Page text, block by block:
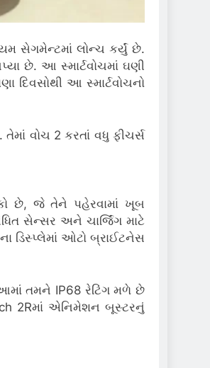
સેગમેન્ટમાં લોન્ચ કર્યું છે.
છે. આ સ્માર્ટવોચમાં ઘણી
આ સ્માર્ટવોચનો
વોચ 2 કરતાં વધુ ફીચર્સ
છે, જે તેને પહેરવામાં ખૂબ
સેન્સર અને ચાર્જિંગ માટે
ડિસ્પ્લેમાં ઓટો બ્રાઈટનેસ
તમને IP68 રેટિંગ મળે છે
2Rમાં એનિમેશન બૂસ્ટરનું